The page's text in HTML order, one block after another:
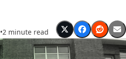
•2 minute read